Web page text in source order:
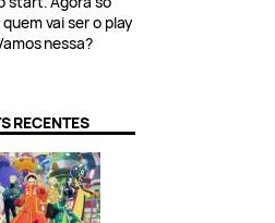
vai ser o play
nessa?
RECENTES